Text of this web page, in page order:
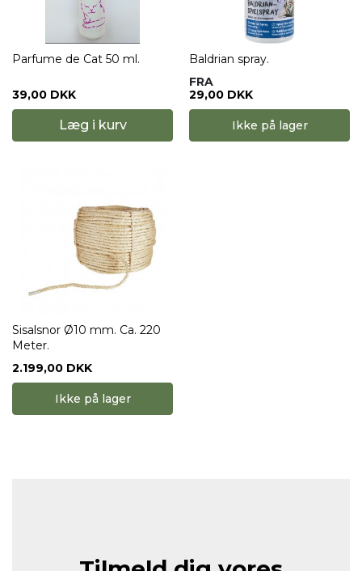
Parfume de Cat 50 ml.
39,00 DKK
Læg i kurv
Baldrian spray.
FRA
29,00 DKK
Ikke på lager
Sisalsnor Ø10 mm. Ca. 220
Meter.
2.199,00 DKK
Ikke på lager